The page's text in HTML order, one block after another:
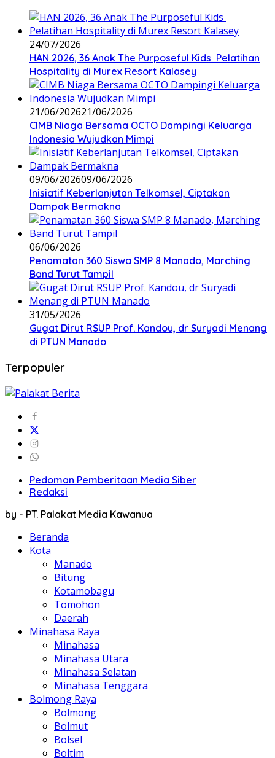
24/07/2026
HAN 2026, 36 Anak The Purposeful Kids Pelatihan
Hospitality di Murex Resort Kalasey
21/06/202621/06/2026
CIMB Niaga Bersama OCTO Dampingi Keluarga
Indonesia Wujudkan Mimpi
09/06/202609/06/2026
Inisiatif Keberlanjutan Telkomsel, Ciptakan
Dampak Bermakna
06/06/2026
Penamatan 360 Siswa SMP 8 Manado, Marching
Band Turut Tampil
31/05/2026
Gugat Dirut RSUP Prof. Kandou, dr Suryadi Menang
di PTUN Manado
Terpopuler
Pedoman Pemberitaan Media Siber
Redaksi
by - PT. Palakat Media Kawanua
Beranda
Kota
Manado
Bitung
Kotamobagu
Tomohon
Daerah
Minahasa Raya
Minahasa
Minahasa Utara
Minahasa Selatan
Minahasa Tenggara
Bolmong Raya
Bolmong
Bolmut
Bolsel
Boltim